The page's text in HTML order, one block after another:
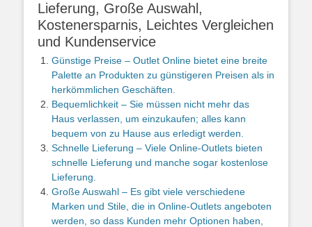
Lieferung, Große Auswahl,
Kostenersparnis, Leichtes Vergleichen
und Kundenservice
Günstige Preise – Outlet Online bietet eine breite
Palette an Produkten zu günstigeren Preisen als in
herkömmlichen Geschäften.
Bequemlichkeit – Sie müssen nicht mehr das
Haus verlassen, um einzukaufen; alles kann
bequem von zu Hause aus erledigt werden.
Schnelle Lieferung – Viele Online-Outlets bieten
schnelle Lieferung und manche sogar kostenlose
Lieferung.
Große Auswahl – Es gibt viele verschiedene
Marken und Stile, die in Online-Outlets angeboten
werden, so dass Kunden mehr Optionen haben,